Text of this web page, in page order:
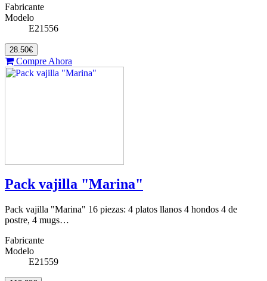
Fabricante
Modelo
E21556
28.50€
Compre Ahora
Pack vajilla "Marina"
Pack vajilla "Marina" 16 piezas: 4 platos llanos 4 hondos 4 de
postre, 4 mugs…
Fabricante
Modelo
E21559